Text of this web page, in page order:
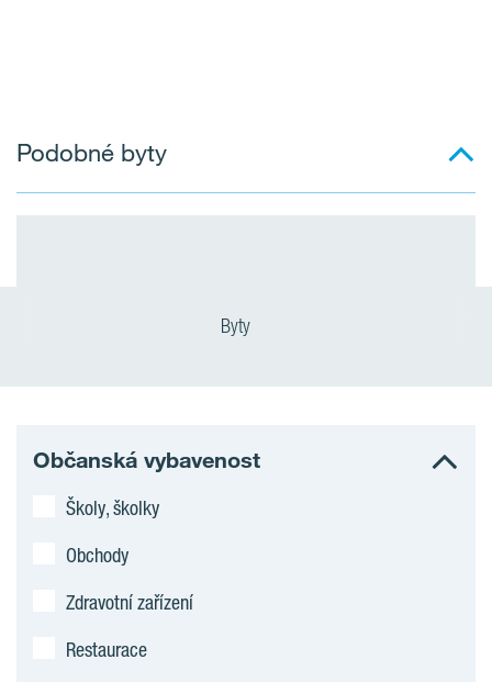
Podobné byty
Byty
Občanská vybavenost
Školy, školky
Obchody
Zdravotní zařízení
Restaurace